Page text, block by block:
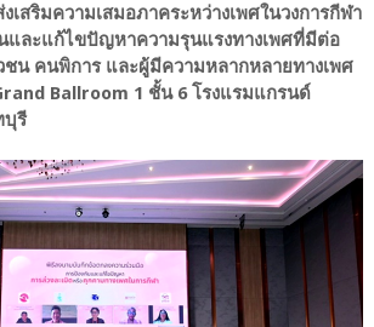
เสริมความเสมอภาคระหว่างเพศในวงการกีฬา
และแก้ไขปัญหาความรุนแรงทางเพศที่มีต่อ
ชน คนพิการ และผู้มีความหลากหลายทางเพศ
Ballroom 1 ชั้น 6 โรงแรมแกรนด์
บุรี